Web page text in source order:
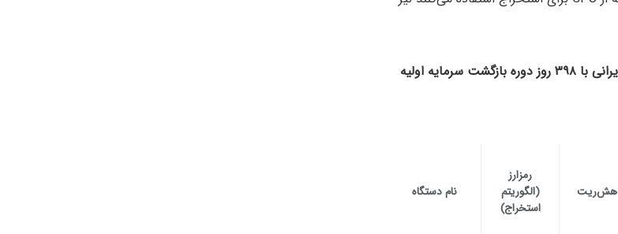
همچنان بیت کوین بهترین انتخاب برای ماینرهای ایرانی با ۳۹۸ روز دوره بازگشت سرمایه اولیه
هش‌ریت
رمزارز
(الگوریتم
استخراج)
نام دستگاه